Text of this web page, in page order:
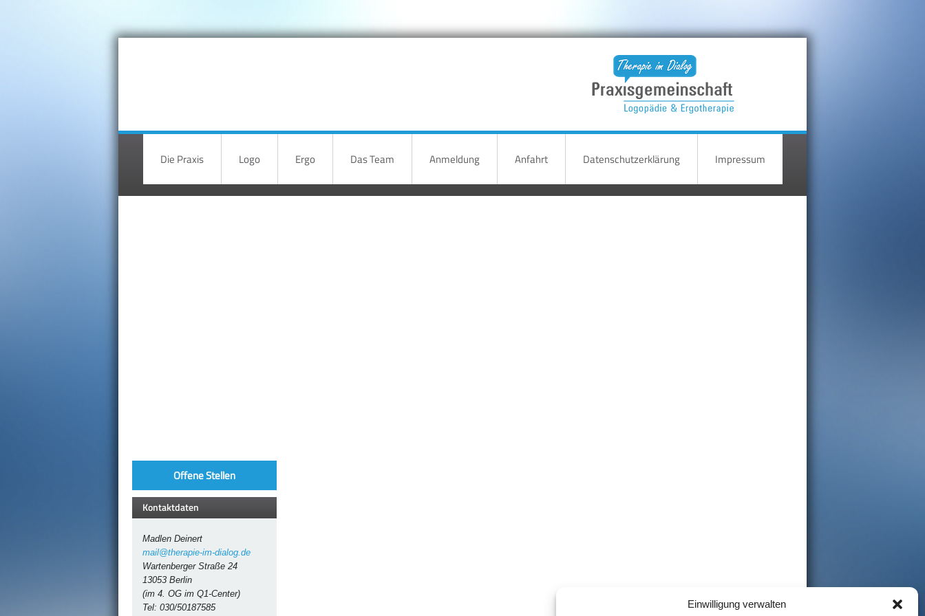
Einwilligung verwalten
Die Praxis Logo Ergo Das Team Anmeldung Anfahrt Datenschutzerklärung Impressum
Offene Stellen
Kontaktdaten
Madlen Deinert
mail@therapie-im-dialog.de
Wartenberger Straße 24
13053 Berlin
(im 4. OG im Q1-Center)
Tel: 030/50187585